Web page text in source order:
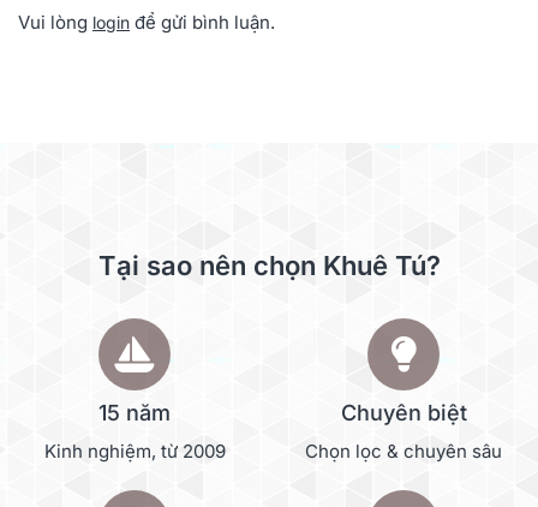
Vui lòng login để gửi bình luận.
Tại sao nên chọn Khuê Tú?
15 năm
Kinh nghiệm, từ 2009
Chuyên biệt
Chọn lọc & chuyên sâu